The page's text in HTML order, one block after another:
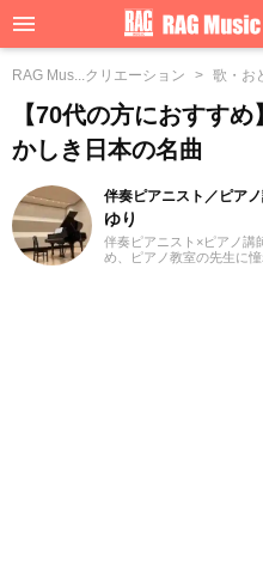
RAG Mus...クリエーション 歌・お
【70代の方におすす
かしき日本の名曲
伴奏ピアニスト／ピア
ゆり
伴奏ピアニスト×ピアノ講
め、ピアノ教室の先生に